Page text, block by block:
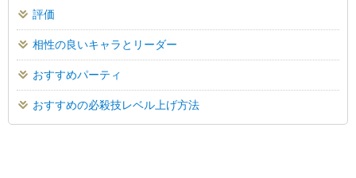
評価
相性の良いキャラとリーダー
おすすめパーティ
おすすめの必殺技レベル上げ方法